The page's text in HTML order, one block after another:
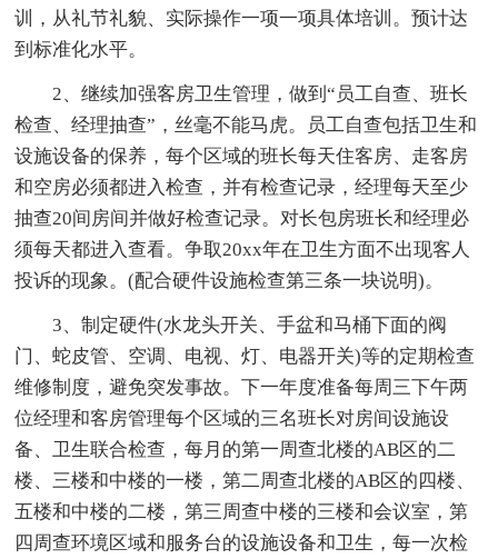
训，从礼节礼貌、实际操作一项一项具体培训。预计达
到标准化水平。
2、继续加强客房卫生管理，做到“员工自查、班长
检查、经理抽查”，丝毫不能马虎。员工自查包括卫生和
设施设备的保养，每个区域的班长每天住客房、走客房
和空房必须都进入检查，并有检查记录，经理每天至少
抽查20间房间并做好检查记录。对长包房班长和经理必
须每天都进入查看。争取20xx年在卫生方面不出现客人
投诉的现象。(配合硬件设施检查第三条一块说明)。
3、制定硬件(水龙头开关、手盆和马桶下面的阀
门、蛇皮管、空调、电视、灯、电器开关)等的定期检查
维修制度，避免突发事故。下一年度准备每周三下午两
位经理和客房管理每个区域的三名班长对房间设施设
备、卫生联合检查，每月的第一周查北楼的AB区的二
楼、三楼和中楼的一楼，第二周查北楼的AB区的四楼、
五楼和中楼的二楼，第三周查中楼的三楼和会议室，第
四周查环境区域和服务台的设施设备和卫生，每一次检